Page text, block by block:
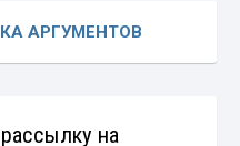
АРГУМЕНТОВ
на